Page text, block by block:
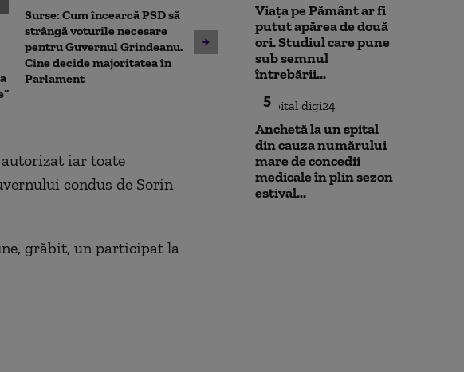
Surse: Cum încearcă PSD să
strângă voturile necesare
pentru Guvernul Grindeanu.
Cine decide majoritatea în
Parlament
Dominic Fritz acuză PSD,
după respingerea legii
integrității, de „un joc
extrem de cinic”
Prima reacție
Fritz, după
iar toate
condus de Sorin
grăbit, un participat la
Viața pe Pământ ar fi
putut apărea de două
ori. Studiul care pune
sub semnul
întrebării...
5
Anchetă la un spital
din cauza numărului
mare de concedii
medicale în plin sezon
estival...